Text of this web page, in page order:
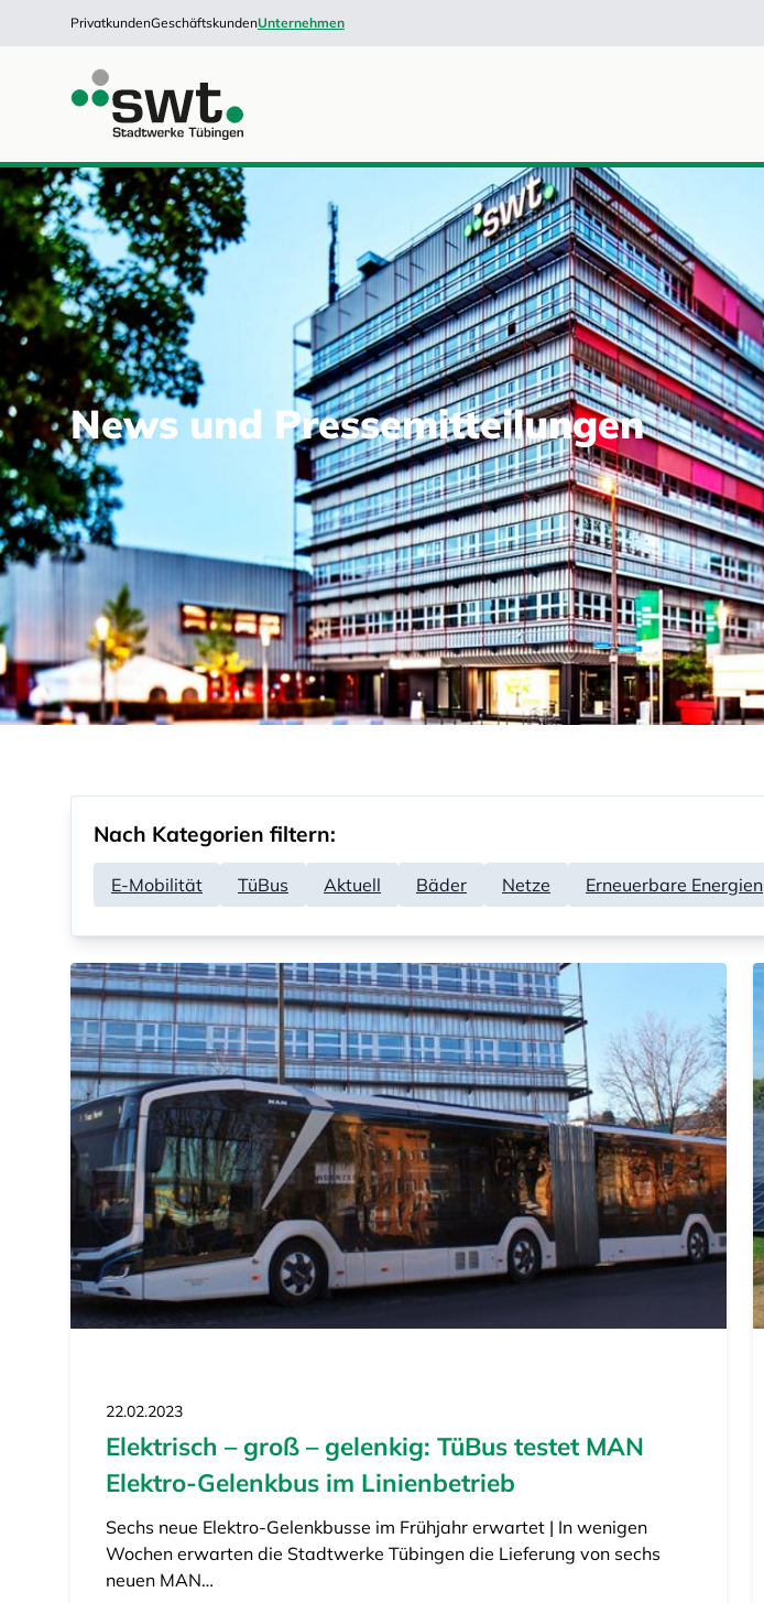
PrivatkundenGeschäftskundenUnternehmen
News und Pressemitteilungen
Nach Kategorien filtern:
E-Mobilität TüBus Aktuell Bäder Netze Erneuerbare Energien
22.02.2023
Elektrisch – groß – gelenkig: TüBus testet MAN
Elektro-Gelenkbus im Linienbetrieb
Sechs neue Elektro-Gelenkbusse im Frühjahr erwartet | In wenigen
Wochen erwarten die Stadtwerke Tübingen die Lieferung von sechs
neuen MAN…